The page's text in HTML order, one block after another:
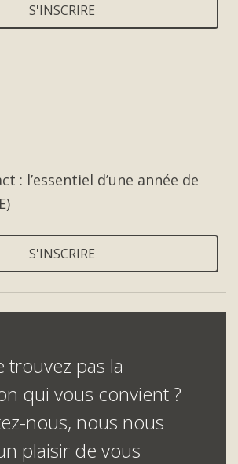
S'INSCRIRE
: l’essentiel d’une année de
S'INSCRIRE
trouvez pas la
qui vous convient ?
nous, nous nous
plaisir de vous